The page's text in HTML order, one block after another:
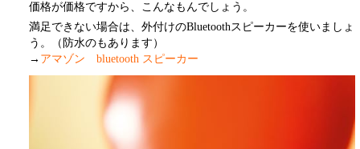
価格が価格ですから、こんなもんでしょう。
満足できない場合は、外付けのBluetoothスピーカーを使いましょ
う。（防水のもあります）
→ アマゾン bluetooth スピーカー